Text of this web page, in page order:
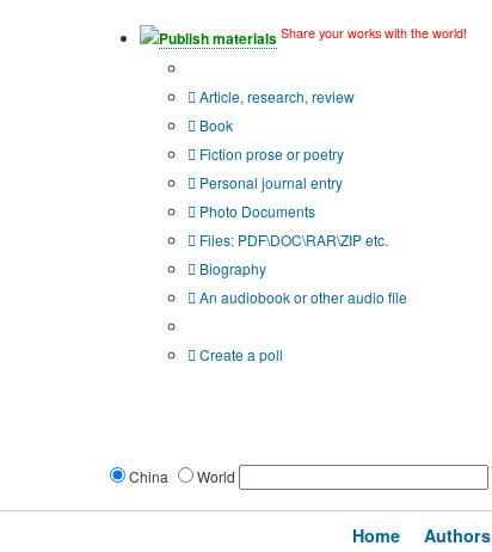
Publish materials Share your works with the world!
Article, research, review
Book
Fiction prose or poetry
Personal journal entry
Photo Documents
Files: PDF\DOC\RAR\ZIP etc.
Biography
An audiobook or other audio file
Create a poll
China World
Home Authors